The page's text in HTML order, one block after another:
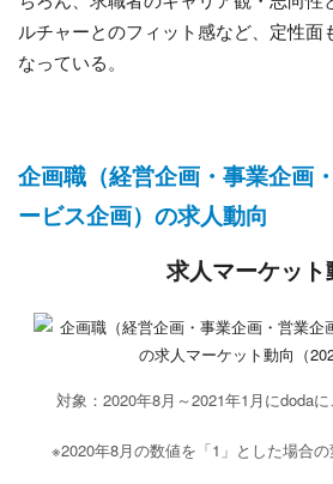
ルチャーとのフィット感など、定性面
なっている。
企画職（経営企画・事業企画
ービス企画）の求人動向
求人マーケット
対象：2020年8月～2021年1月にdoda
※2020年8月の数値を「1」とした場合の